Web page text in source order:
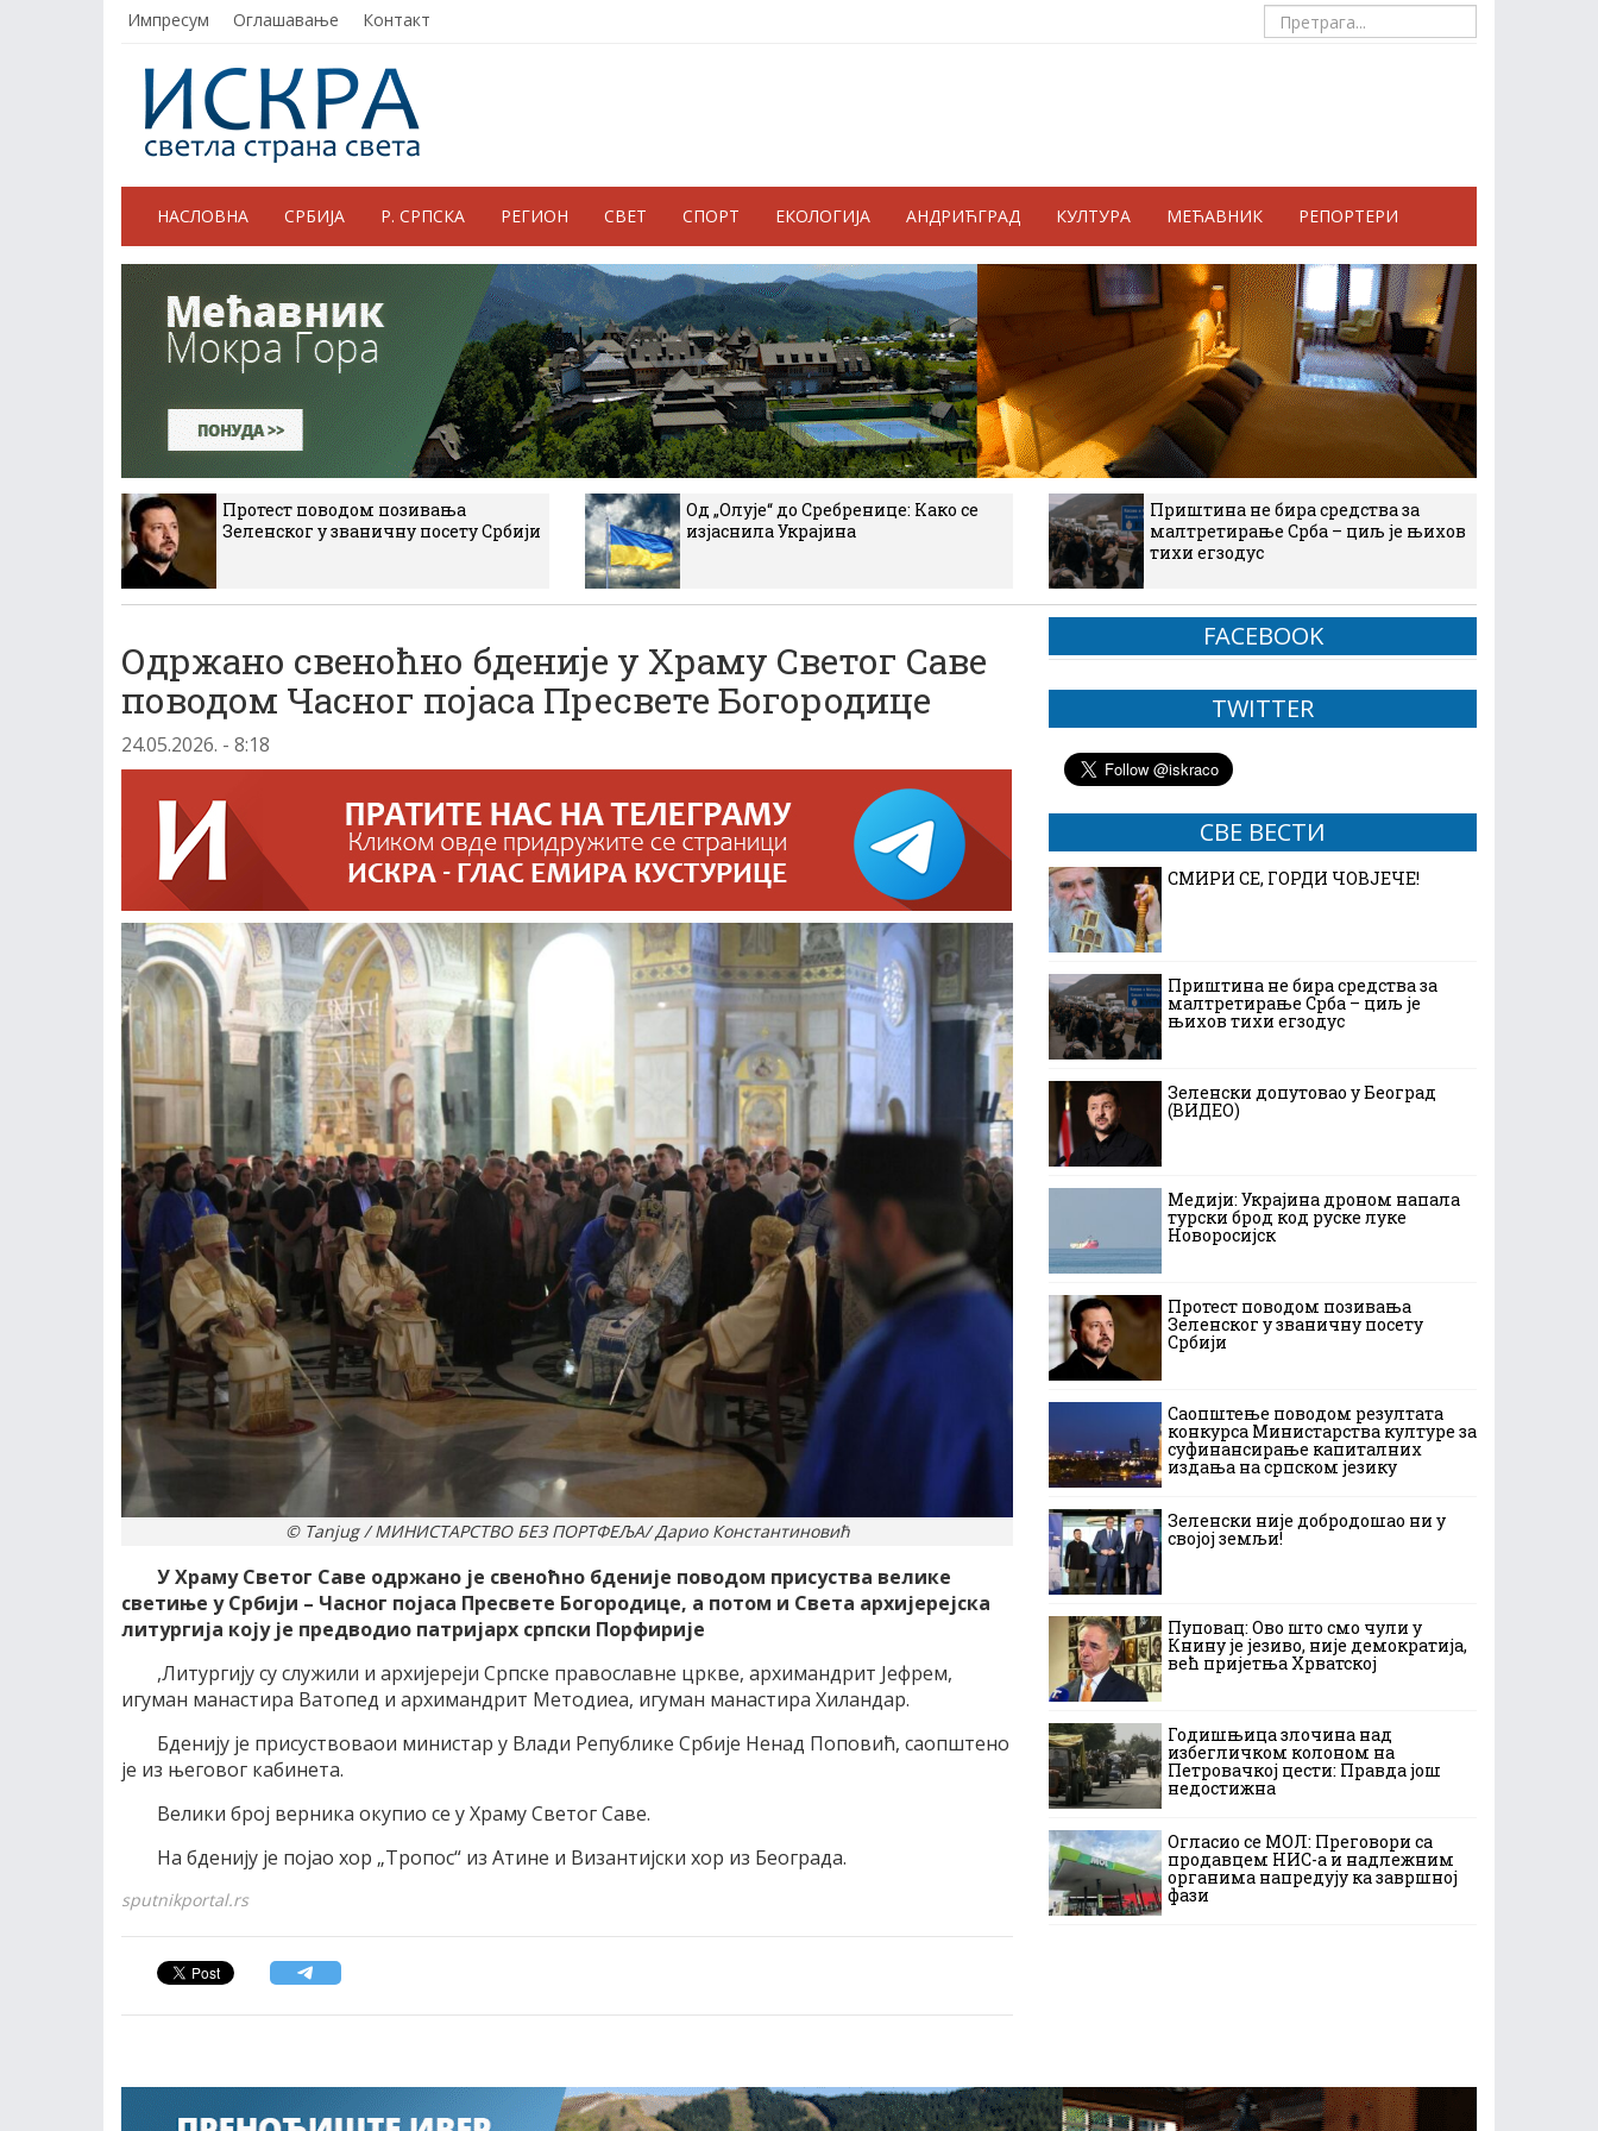
Импресум Оглашавање Контакт
НАСЛОВНА СРБИЈА Р. СРПСКА РЕГИОН СВЕТ СПОРТ ЕКОЛОГИЈА АНДРИЋГРАД КУЛТУРА МЕЋАВНИК РЕПОРТЕРИ
Протест поводом позивања
Зеленског у званичну посету Србији
Од „Олује“ до Сребренице: Како се
изјаснила Украјина
Приштина не бира средства за
малтретирање Срба – циљ је њихов
тихи егзодус
Одржано свеноћно бденије у Храму Светог Саве
поводом Часног појаса Пресвете Богородице
24.05.2026. - 8:18
© Tanjug / МИНИСТАРСТВО БЕЗ ПОРТФЕЉА/ Дарио Константиновић
У Храму Светог Саве одржано је свеноћно бденије поводом присуства велике
светиње у Србији – Часног појаса Пресвете Богородице, а потом и Света архијерејска
литургија коју је предводио патријарх српски Порфирије
,Литургију су служили и архијереји Српске православне цркве, архи­мандрит Јефрем,
игуман манастира Ватопед и архи­мандрит Методиеа, игуман манастира Хиландар.
Бденију је присуствоваои министар у Влади Републике Србије Ненад Поповић, саопштено
је из његовог кабинета.
Велики број верника окупио се у Храму Светог Саве.
На бденију је појао хор „Тропос“ из Атине и Византијски хор из Београда.
sputnikportal.rs
FACEBOOK
TWITTER
СВЕ ВЕСТИ
СМИРИ СЕ, ГОРДИ ЧОВЈЕЧЕ!
Приштина не бира средства за
малтретирање Срба – циљ је
њихов тихи егзодус
Зеленски допутовао у Београд
(ВИДЕО)
Медији: Украјина дроном напала
турски брод код руске луке
Новоросијск
Протест поводом позивања
Зеленског у званичну посету
Србији
Саопштење поводом резултата
конкурса Министарства културе за
суфинансирање капиталних
издања на српском језику
Зеленски није добродошао ни у
својој земљи!
Пуповац: Ово што смо чули у
Книну је језиво, није демократија,
већ пријетња Хрватској
Годишњица злочина над
избегличком колоном на
Петровачкој цести: Правда још
недостижна
Огласио се МОЛ: Преговори са
продавцем НИС-а и надлежним
органима напредују ка завршној
фази